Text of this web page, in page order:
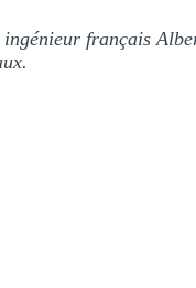
français